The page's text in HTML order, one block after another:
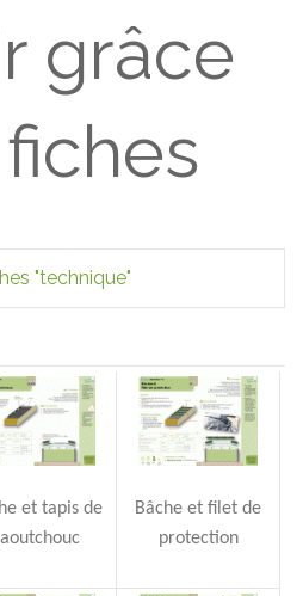
grâce
"technique"
et tapis de
Bâche et filet de
protection